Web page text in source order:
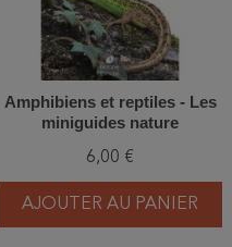
Amphibiens et reptiles - Les
miniguides nature
6,00 €
AJOUTER AU PANIER